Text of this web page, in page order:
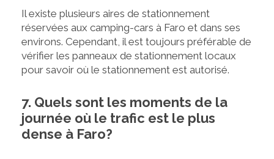
Il existe plusieurs aires de stationnement
réservées aux camping-cars à Faro et dans ses
environs. Cependant, il est toujours préférable de
vérifier les panneaux de stationnement locaux
pour savoir où le stationnement est autorisé.
7. Quels sont les moments de la
journée où le trafic est le plus
dense à Faro?